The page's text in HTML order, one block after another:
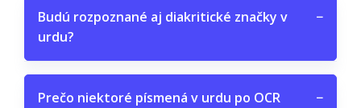
Budú rozpoznané aj diakritické značky v
urdu?
−
Prečo niektoré písmená v urdu po OCR
−